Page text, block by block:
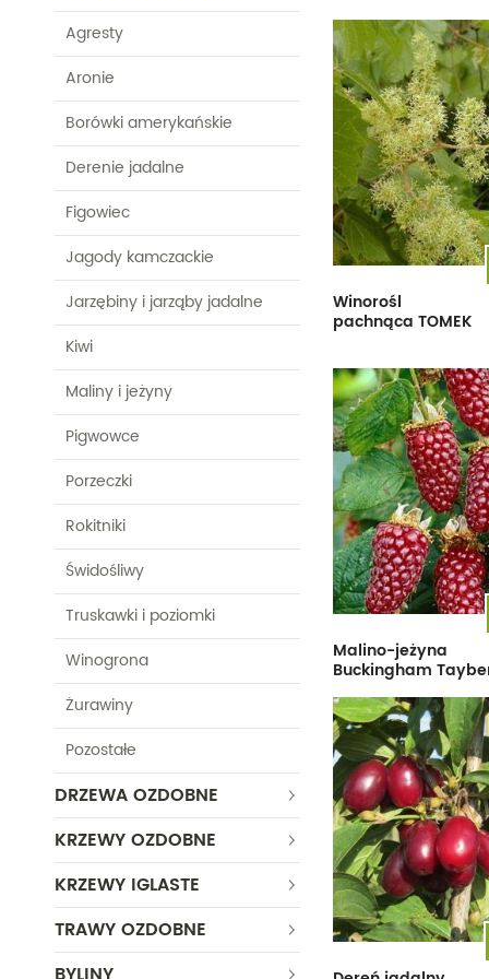
Morele
Wiśnie
Pozostałe
Jagody kamczackie
Jarzębiny i jarząby
jadalne
Wielokwiatowe
Pozostałe
Agresty
Aronie
Borówki amerykańskie
Derenie jadalne
Figowiec
Jagody kamczackie
Jarzębiny i jarząby jadalne
Kiwi
Maliny i jeżyny
Pigwowce
Porzeczki
Rokitniki
Świdośliwy
Truskawki i poziomki
Winogrona
Żurawiny
Pozostałe
DRZEWA OZDOBNE
KRZEWY OZDOBNE
KRZEWY IGLASTE
TRAWY OZDOBNE
Winorośl
pachnąca TOMEK
Malino-jeżyna
Buckingham